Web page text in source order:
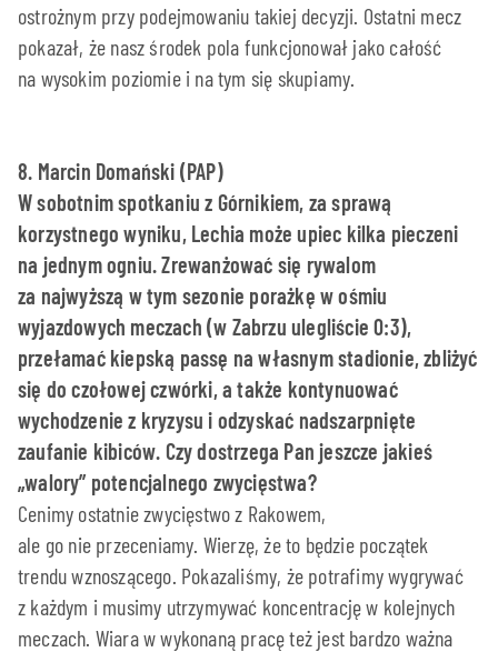
ostrożnym przy podejmowaniu takiej decyzji. Ostatni mecz
pokazał, że nasz środek pola funkcjonował jako całość
na wysokim poziomie i na tym się skupiamy.
8. Marcin Domański (PAP)
W sobotnim spotkaniu z Górnikiem, za sprawą
korzystnego wyniku, Lechia może upiec kilka pieczeni
na jednym ogniu. Zrewanżować się rywalom
za najwyższą w tym sezonie porażkę w ośmiu
wyjazdowych meczach (w Zabrzu ulegliście 0:3),
przełamać kiepską passę na własnym stadionie, zbliżyć
się do czołowej czwórki, a także kontynuować
wychodzenie z kryzysu i odzyskać nadszarpnięte
zaufanie kibiców. Czy dostrzega Pan jeszcze jakieś
„walory” potencjalnego zwycięstwa?
Cenimy ostatnie zwycięstwo z Rakowem,
ale go nie przeceniamy. Wierzę, że to będzie początek
trendu wznoszącego. Pokazaliśmy, że potrafimy wygrywać
z każdym i musimy utrzymywać koncentrację w kolejnych
meczach. Wiara w wykonaną pracę też jest bardzo ważna